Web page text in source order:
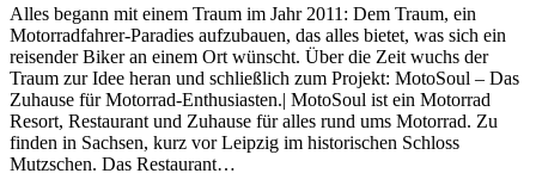
Alles begann mit einem Traum im Jahr 2011: Dem Traum, ein
Motorradfahrer-Paradies aufzubauen, das alles bietet, was sich ein
reisender Biker an einem Ort wünscht. Über die Zeit wuchs der
Traum zur Idee heran und schließlich zum Projekt: MotoSoul – Das
Zuhause für Motorrad-Enthusiasten.| MotoSoul ist ein Motorrad
Resort, Restaurant und Zuhause für alles rund ums Motorrad. Zu
finden in Sachsen, kurz vor Leipzig im historischen Schloss
Mutzschen. Das Restaurant…